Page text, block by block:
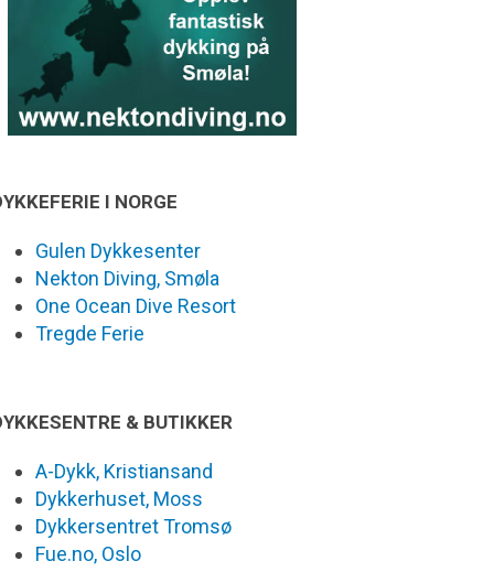
I NORGE
Gulen Dykkesenter
Nekton Diving, Smøla
One Ocean Dive Resort
Tregde Ferie
& BUTIKKER
A-Dykk, Kristiansand
Dykkerhuset, Moss
Dykkersentret Tromsø
Fue.no, Oslo